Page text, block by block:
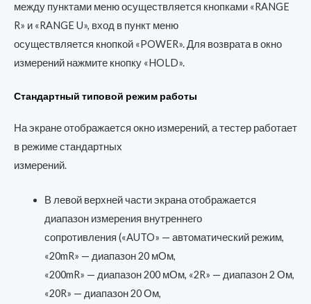
между пунктами меню осуществляется кнопками «RANGE
R» и «RANGE U», вход в пункт меню
осуществляется кнопкой «POWER». Для возврата в окно
измерений нажмите кнопку «HOLD».
Стандартный типовой режим работы
На экране отображается окно измерений, а тестер работает
в режиме стандартных
измерений.
В левой верхней части экрана отображается
диапазон измерения внутреннего
сопротивления («AUTO» — автоматический режим,
«20mR» — диапазон 20 мОм,
«200mR» — диапазон 200 мОм, «2R» — диапазон 2 Ом,
«20R» — диапазон 20 Ом,